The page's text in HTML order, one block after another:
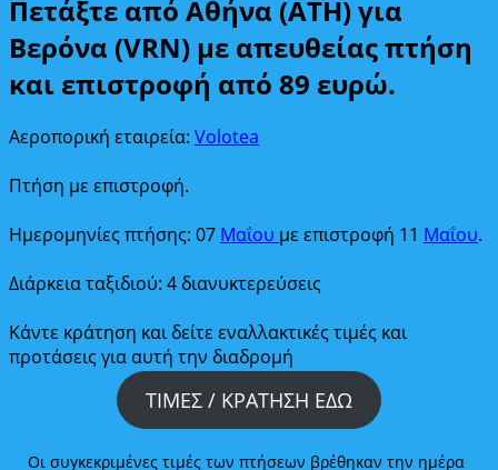
Πετάξτε από Αθήνα (ATH) για
Βερόνα (VRN) με απευθείας πτήση
και επιστροφή από 89 ευρώ.
Αεροπορική εταιρεία: Volotea
Πτήση με επιστροφή.
Ημερομηνίες πτήσης: 07 Μαΐου με επιστροφή 11 Μαΐου.
Διάρκεια ταξιδιού: 4 διανυκτερεύσεις
Κάντε κράτηση και δείτε εναλλακτικές τιμές και
προτάσεις για αυτή την διαδρομή
ΤΙΜΕΣ / ΚΡΑΤΗΣΗ ΕΔΩ
Οι συγκεκριμένες τιμές των πτήσεων βρέθηκαν την ημέρα